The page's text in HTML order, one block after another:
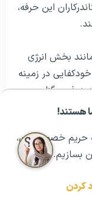
هستند!
حریم خصوصیتون،
بسازیم.
کردن
مشاوره تخصصی
این حرفه،
بخش انرژی
در زمینه
برگزار می­
که جهت دوام
مناسب است. این نمایشگاه در روزهای 15 تا 16 ماه می در